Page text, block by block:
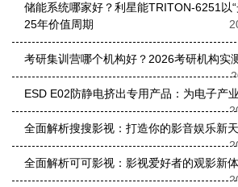
储能系统哪家好？利星能TRITON-6251以
25年价值周期
考研集训营哪个机构好？2026考研机构实
ESD E02防静电挤出专用产品：为电子产
全面解析搜搜影视：打造你的影音娱乐新
全面解析可可影视：影视爱好者的观影新